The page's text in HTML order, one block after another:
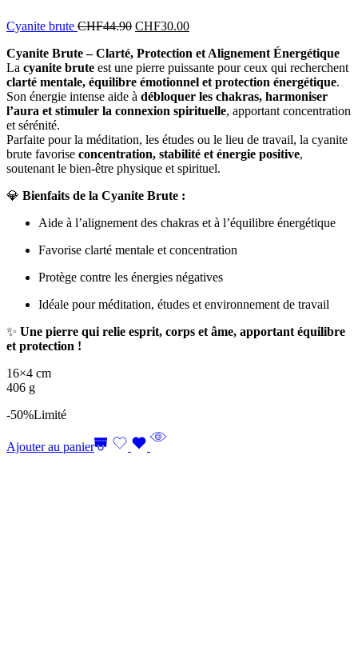
Cyanite brute CHF44.90 CHF30.00
Cyanite Brute – Clarté, Protection et Alignement Énergétique
La cyanite brute est une pierre puissante pour ceux qui recherchent
clarté mentale, équilibre émotionnel et protection énergétique.
Son énergie intense aide à débloquer les chakras, harmoniser
l’aura et stimuler la connexion spirituelle, apportant concentration
et sérénité.
Parfaite pour la méditation, les études ou le lieu de travail, la cyanite
brute favorise concentration, stabilité et énergie positive,
soutenant le bien-être physique et spirituel.
💎 Bienfaits de la Cyanite Brute :
Aide à l’alignement des chakras et à l’équilibre énergétique
Favorise clarté mentale et concentration
Protège contre les énergies négatives
Idéale pour méditation, études et environnement de travail
✨ Une pierre qui relie esprit, corps et âme, apportant équilibre
et protection !
16×4 cm
406 g
-50%Limité
Ajouter au panier